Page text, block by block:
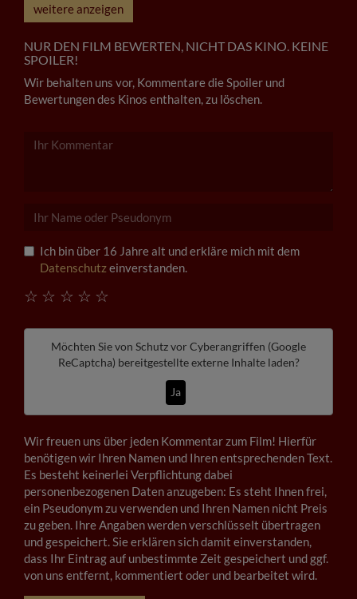
weitere anzeigen
NUR DEN FILM BEWERTEN, NICHT DAS KINO. KEINE
SPOILER!
Wir behalten uns vor, Kommentare die Spoiler und
Bewertungen des Kinos enthalten, zu löschen.
Ich bin über 16 Jahre alt und erkläre mich mit dem
Datenschutzeinverstanden.
☆
☆
☆
☆
☆
Möchten Sie von Schutz vor Cyberangriffen (Google
ReCaptcha) bereitgestellte externe Inhalte laden?
Ja
Wir freuen uns über jeden Kommentar zum Film! Hierfür
benötigen wir Ihren Namen und Ihren entsprechenden Text.
Es besteht keinerlei Verpflichtung dabei
personenbezogenen Daten anzugeben: Es steht Ihnen frei,
ein Pseudonym zu verwenden und Ihren Namen nicht Preis
zu geben. Ihre Angaben werden verschlüsselt übertragen
und gespeichert. Sie erklären sich damit einverstanden,
dass Ihr Eintrag auf unbestimmte Zeit gespeichert und ggf.
von uns entfernt, kommentiert oder und bearbeitet wird.